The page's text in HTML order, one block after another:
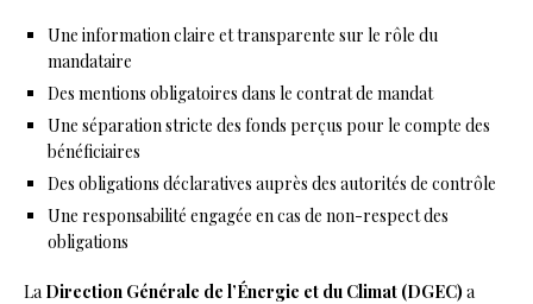
Une information claire et transparente sur le rôle du
mandataire
Des mentions obligatoires dans le contrat de mandat
Une séparation stricte des fonds perçus pour le compte des
bénéficiaires
Des obligations déclaratives auprès des autorités de contrôle
Une responsabilité engagée en cas de non-respect des
obligations
La Direction Générale de l’Énergie et du Climat (DGEC) a